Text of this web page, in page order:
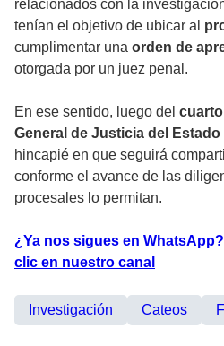
relacionados con la
tenían el objetivo de ubicar al
cumplimentar una orden de
otorgada por un juez penal.
En ese sentido, luego del
General de Justicia del
hincapié en que seguirá
conforme el avance de las
procesales lo permitan.
¿Ya nos sigues en
clic en nuestro canal
Investigación Cateos